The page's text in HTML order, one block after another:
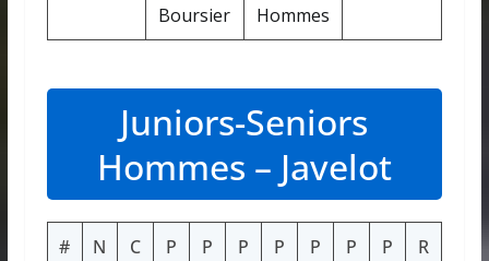
Boursier
Hommes
Juniors-Seniors
Hommes – Javelot
#
N
C
P
P
P
P
P
P
P
R